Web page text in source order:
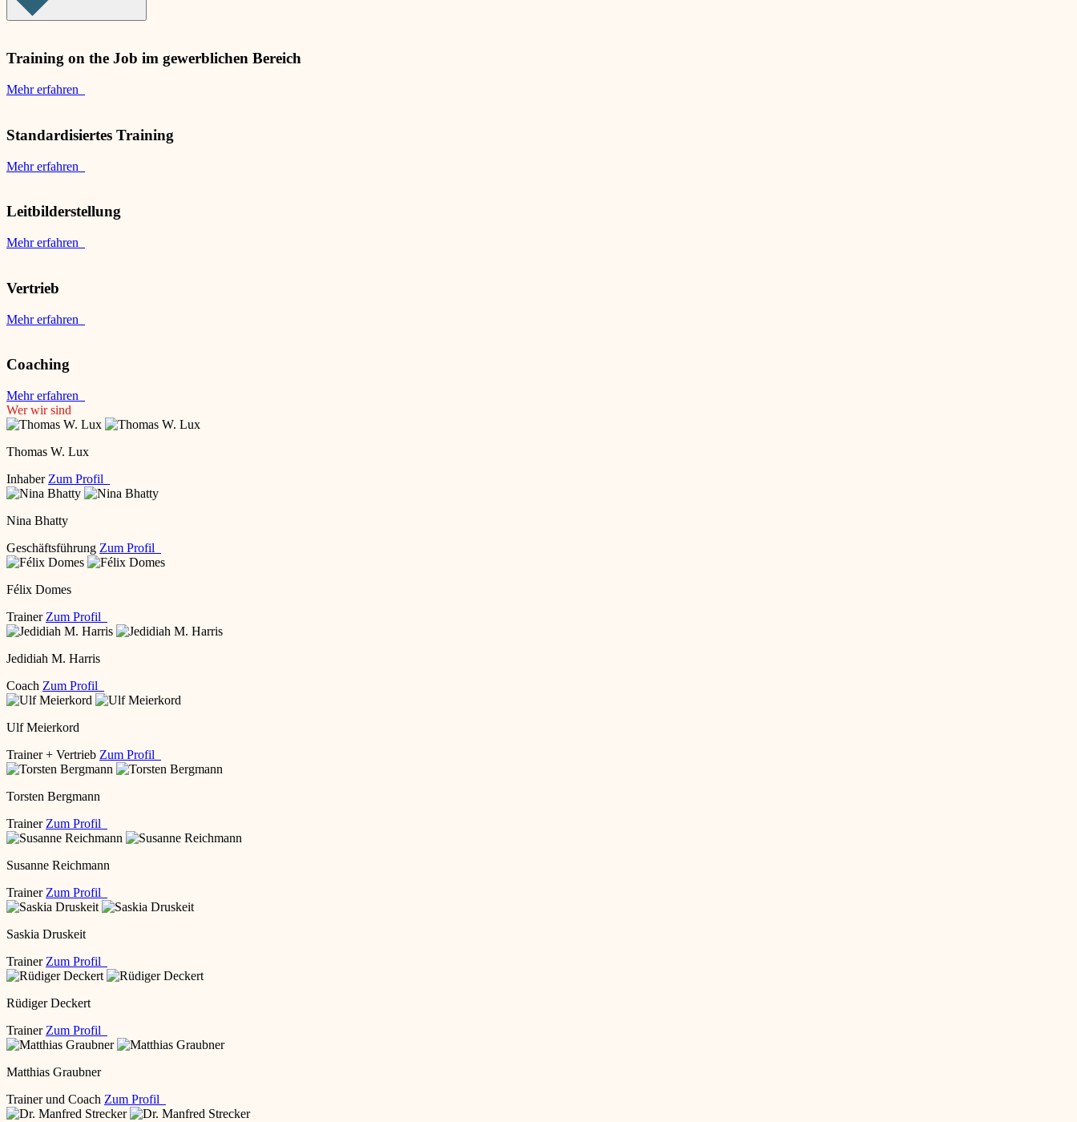
Training on the Job im gewerblichen Bereich
Mehr erfahren
Standardisiertes Training
Mehr erfahren
Leitbilderstellung
Mehr erfahren
Vertrieb
Mehr erfahren
Coaching
Mehr erfahren
Wer wir sind
Thomas W. Lux
Inhaber Zum Profil
Nina Bhatty
Geschäftsführung Zum Profil
Félix Domes
Trainer Zum Profil
Jedidiah M. Harris
Coach Zum Profil
Ulf Meierkord
Trainer + Vertrieb Zum Profil
Torsten Bergmann
Trainer Zum Profil
Susanne Reichmann
Trainer Zum Profil
Saskia Druskeit
Trainer Zum Profil
Rüdiger Deckert
Trainer Zum Profil
Matthias Graubner
Trainer und Coach Zum Profil